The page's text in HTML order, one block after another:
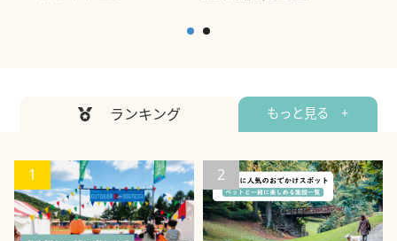
ランキング もっと見る +
1 2